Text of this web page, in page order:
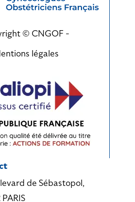
© CNGOF -
légales
de Sébastopol,